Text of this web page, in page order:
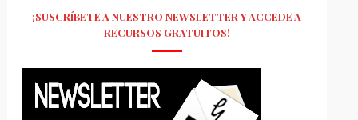
¡SUSCRÍBETE A NUESTRO NEWSLETTER Y ACCEDE A
RECURSOS GRATUITOS!